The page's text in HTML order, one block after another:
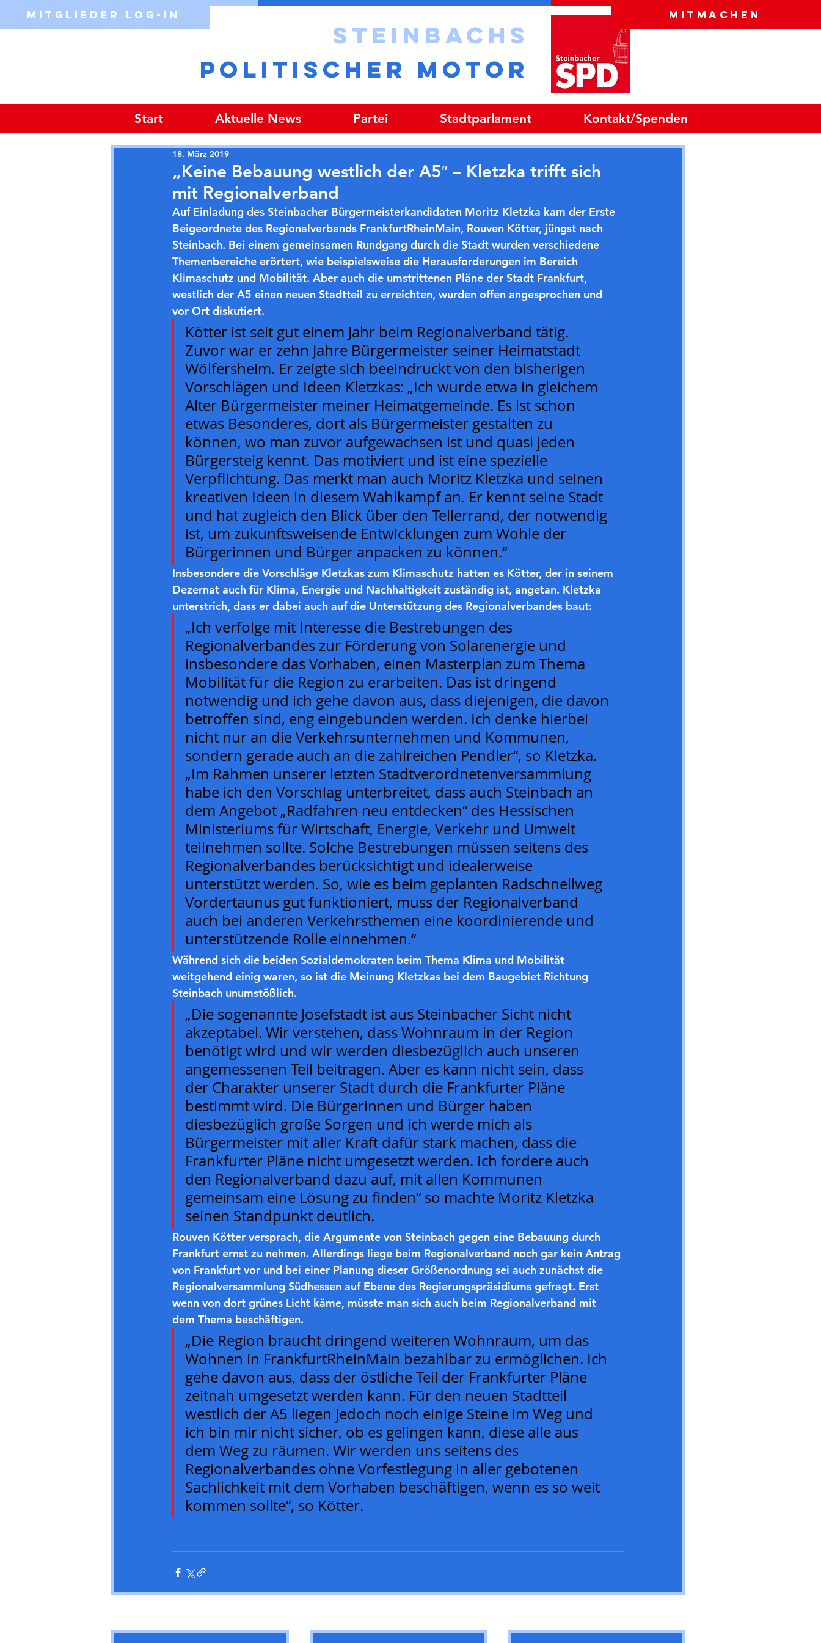
Mitglieder Log-in Mitmachen
STEINBACHS
POLITISCHER MOTOR
Start Aktuelle News Partei Stadtparlament Kontakt/Spenden
„Keine Bebauung westlich der A5″ – Kletzka trifft sich
mit Regionalverband
18. März 2019
Auf Einladung des Steinbacher Bürgermeisterkandidaten Moritz Kletzka kam der Erste
Beigeordnete des Regionalverbands FrankfurtRheinMain, Rouven Kötter, jüngst nach
Steinbach. Bei einem gemeinsamen Rundgang durch die Stadt wurden verschiedene
Themenbereiche erörtert, wie beispielsweise die Herausforderungen im Bereich
Klimaschutz und Mobilität. Aber auch die umstrittenen Pläne der Stadt Frankfurt,
westlich der A5 einen neuen Stadtteil zu erreichten, wurden offen angesprochen und
vor Ort diskutiert.
Kötter ist seit gut einem Jahr beim Regionalverband tätig.
Zuvor war er zehn Jahre Bürgermeister seiner Heimatstadt
Wölfersheim. Er zeigte sich beeindruckt von den bisherigen
Vorschlägen und Ideen Kletzkas: „Ich wurde etwa in gleichem
Alter Bürgermeister meiner Heimatgemeinde. Es ist schon
etwas Besonderes, dort als Bürgermeister gestalten zu
können, wo man zuvor aufgewachsen ist und quasi jeden
Bürgersteig kennt. Das motiviert und ist eine spezielle
Verpflichtung. Das merkt man auch Moritz Kletzka und seinen
kreativen Ideen in diesem Wahlkampf an. Er kennt seine Stadt
und hat zugleich den Blick über den Tellerrand, der notwendig
ist, um zukunftsweisende Entwicklungen zum Wohle der
Bürgerinnen und Bürger anpacken zu können.“
Insbesondere die Vorschläge Kletzkas zum Klimaschutz hatten es Kötter, der in seinem
Dezernat auch für Klima, Energie und Nachhaltigkeit zuständig ist, angetan. Kletzka
unterstrich, dass er dabei auch auf die Unterstützung des Regionalverbandes baut:
„Ich verfolge mit Interesse die Bestrebungen des
Regionalverbandes zur Förderung von Solarenergie und
insbesondere das Vorhaben, einen Masterplan zum Thema
Mobilität für die Region zu erarbeiten. Das ist dringend
notwendig und ich gehe davon aus, dass diejenigen, die davon
betroffen sind, eng eingebunden werden. Ich denke hierbei
nicht nur an die Verkehrsunternehmen und Kommunen,
sondern gerade auch an die zahlreichen Pendler“, so Kletzka.
„Im Rahmen unserer letzten Stadtverordnetenversammlung
habe ich den Vorschlag unterbreitet, dass auch Steinbach an
dem Angebot „Radfahren neu entdecken“ des Hessischen
Ministeriums für Wirtschaft, Energie, Verkehr und Umwelt
teilnehmen sollte. Solche Bestrebungen müssen seitens des
Regionalverbandes berücksichtigt und idealerweise
unterstützt werden. So, wie es beim geplanten Radschnellweg
Vordertaunus gut funktioniert, muss der Regionalverband
auch bei anderen Verkehrsthemen eine koordinierende und
unterstützende Rolle einnehmen.“
Während sich die beiden Sozialdemokraten beim Thema Klima und Mobilität
weitgehend einig waren, so ist die Meinung Kletzkas bei dem Baugebiet Richtung
Steinbach unumstößlich.
„Die sogenannte Josefstadt ist aus Steinbacher Sicht nicht
akzeptabel. Wir verstehen, dass Wohnraum in der Region
benötigt wird und wir werden diesbezüglich auch unseren
angemessenen Teil beitragen. Aber es kann nicht sein, dass
der Charakter unserer Stadt durch die Frankfurter Pläne
bestimmt wird. Die Bürgerinnen und Bürger haben
diesbezüglich große Sorgen und ich werde mich als
Bürgermeister mit aller Kraft dafür stark machen, dass die
Frankfurter Pläne nicht umgesetzt werden. Ich fordere auch
den Regionalverband dazu auf, mit allen Kommunen
gemeinsam eine Lösung zu finden“ so machte Moritz Kletzka
seinen Standpunkt deutlich.
Rouven Kötter versprach, die Argumente von Steinbach gegen eine Bebauung durch
Frankfurt ernst zu nehmen. Allerdings liege beim Regionalverband noch gar kein Antrag
von Frankfurt vor und bei einer Planung dieser Größenordnung sei auch zunächst die
Regionalversammlung Südhessen auf Ebene des Regierungspräsidiums gefragt. Erst
wenn von dort grünes Licht käme, müsste man sich auch beim Regionalverband mit
dem Thema beschäftigen.
„Die Region braucht dringend weiteren Wohnraum, um das
Wohnen in FrankfurtRheinMain bezahlbar zu ermöglichen. Ich
gehe davon aus, dass der östliche Teil der Frankfurter Pläne
zeitnah umgesetzt werden kann. Für den neuen Stadtteil
westlich der A5 liegen jedoch noch einige Steine im Weg und
ich bin mir nicht sicher, ob es gelingen kann, diese alle aus
dem Weg zu räumen. Wir werden uns seitens des
Regionalverbandes ohne Vorfestlegung in aller gebotenen
Sachlichkeit mit dem Vorhaben beschäftigen, wenn es so weit
kommen sollte“, so Kötter.